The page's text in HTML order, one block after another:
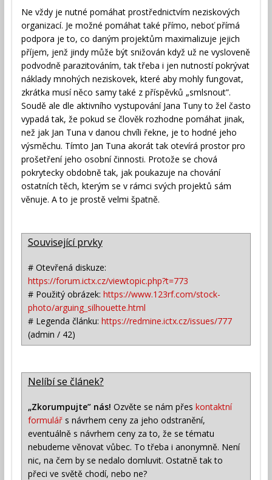
Ne vždy je nutné pomáhat prostřednictvím neziskových
organizací. Je možné pomáhat také přímo, neboť přímá
podpora je to, co daným projektům maximalizuje jejich
příjem, jenž jindy může být snižován když už ne vysloveně
podvodně parazitováním, tak třeba i jen nutností pokrývat
náklady mnohých neziskovek, které aby mohly fungovat,
zkrátka musí něco samy také z příspěvků „smlsnout”.
Soudě ale dle aktivního vystupování Jana Tuny to žel často
vypadá tak, že pokud se člověk rozhodne pomáhat jinak,
než jak Jan Tuna v danou chvíli řekne, je to hodné jeho
výsměchu. Tímto Jan Tuna akorát tak otevírá prostor pro
prošetření jeho osobní činnosti. Protože se chová
pokrytecky obdobně tak, jak poukazuje na chování
ostatních těch, kterým se v rámci svých projektů sám
věnuje. A to je prostě velmi špatně.
Související prvky
# Otevřená diskuze:
https://forum.ictx.cz/viewtopic.php?t=773
# Použitý obrázek: https://www.123rf.com/stock-
photo/arguing_silhouette.html
# Legenda článku: https://redmine.ictx.cz/issues/777
(admin / 42)
Nelíbí se článek?
„Zkorumpujte” nás! Ozvěte se nám přes kontaktní
formulářs návrhem ceny za jeho odstranění,
eventuálně s návrhem ceny za to, že se tématu
nebudeme věnovat vůbec. To třeba i anonymně. Není
nic, na čem by se nedalo domluvit. Ostatně tak to
přeci ve světě chodí, nebo ne?